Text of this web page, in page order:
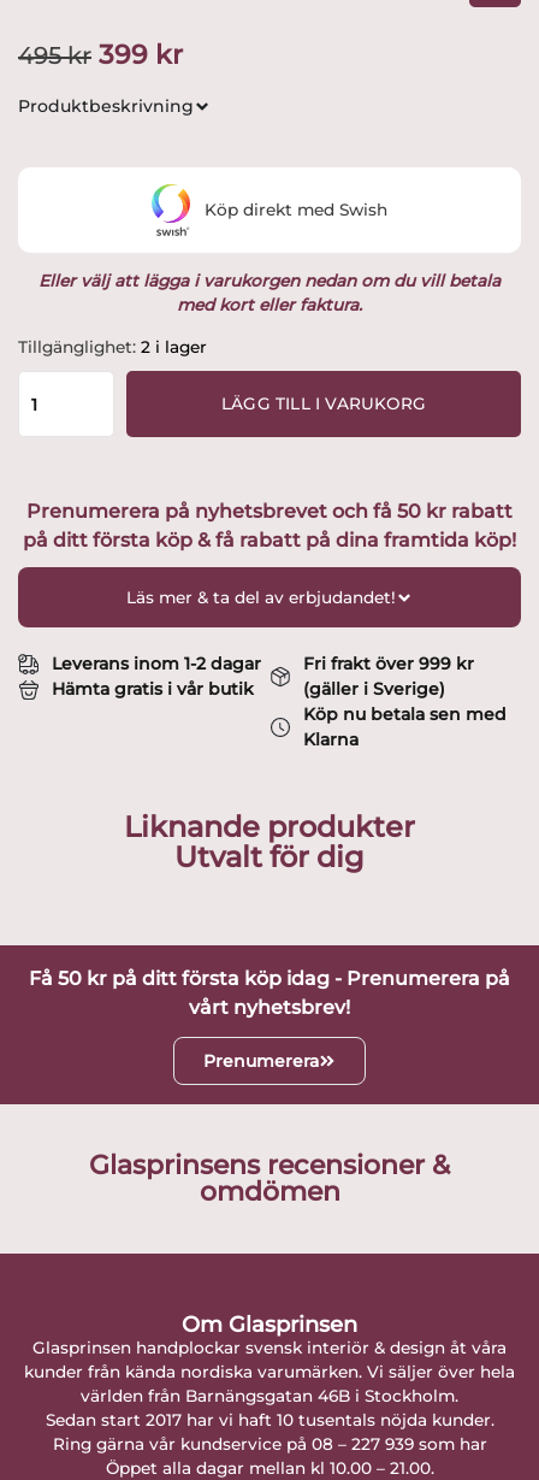
495kr Det
ursprungliga
495 kr.
399 krDet
nuvarande
är:
399 kr.
Produktbeskrivning
Eller välj att lägga i varukorgen nedan om du vill betala
med kort eller faktura.
Tillgänglighet: 2 i lager
Nittsjö
-
Tomtar
Luvnisse
Elaine
Westh
mängd
LÄGG TILL I VARUKORG
Köp direkt med Swish
Prenumerera på nyhetsbrevet och få 50 kr rabatt
på ditt första köp & få rabatt på dina framtida köp!
Läs mer & ta del av erbjudandet!
Leverans inom 1-2 dagar
Hämta gratis i vår butik
Fri frakt över 999 kr
(gäller i Sverige)
Köp nu betala sen med
Klarna
Liknande produkter
Utvalt för dig
Få 50 kr på ditt första köp idag - Prenumerera på
vårt nyhetsbrev!
Prenumerera
Glasprinsens recensioner &
omdömen
Om Glasprinsen
Glasprinsen handplockar svensk interiör & design åt våra
kunder från kända nordiska varumärken. Vi säljer över hela
världen från Barnängsgatan 46B i Stockholm.
Sedan start 2017 har vi haft 10 tusentals nöjda kunder.
Ring gärna vår kundservice på 08 – 227 939 som har
Öppet alla dagar mellan kl 10.00 – 21.00.